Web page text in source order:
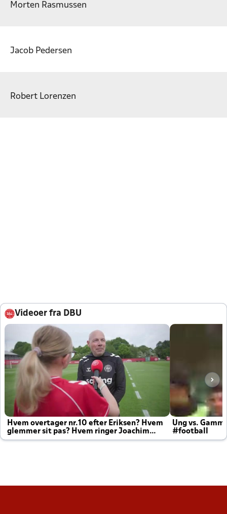
Morten Rasmussen
Jacob Pedersen
Robert Lorenzen
Videoer fra DBU
Hvem overtager nr.10 efter Eriksen? Hvem
glemmer sit pas? Hvem ringer Joachim
altid til efter kampe?
Ung vs.
#football